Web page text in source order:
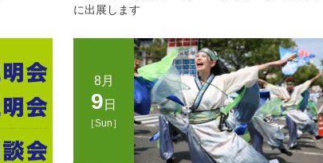
に出展します
8月
9 日
［Sun］